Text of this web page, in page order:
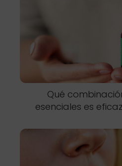
Qué
esenciales es